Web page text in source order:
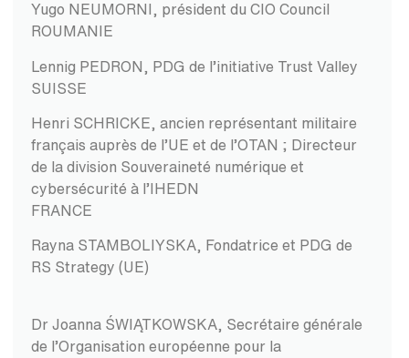
Yugo NEUMORNI, président du CIO Council
ROUMANIE
Lennig PEDRON, PDG de l’initiative Trust Valley
SUISSE
Henri SCHRICKE, ancien représentant militaire
français auprès de l’UE et de l’OTAN ; Directeur
de la division Souveraineté numérique et
cybersécurité à l’IHEDN
FRANCE
Rayna STAMBOLIYSKA, Fondatrice et PDG de
RS Strategy (UE)
Dr Joanna ŚWIĄTKOWSKA, Secrétaire générale
de l’Organisation européenne pour la